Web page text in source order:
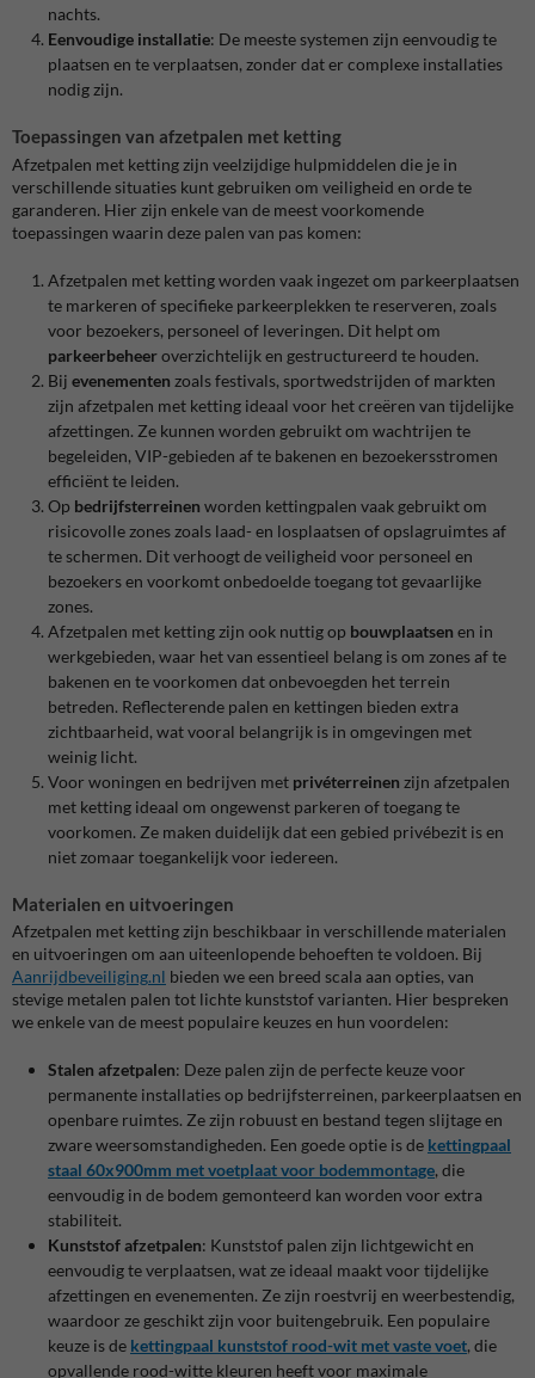
nachts.
Eenvoudige installatie: De meeste systemen zijn eenvoudig te
plaatsen en te verplaatsen, zonder dat er complexe installaties
nodig zijn.
Toepassingen van afzetpalen met ketting
Afzetpalen met ketting zijn veelzijdige hulpmiddelen die je in
verschillende situaties kunt gebruiken om veiligheid en orde te
garanderen. Hier zijn enkele van de meest voorkomende
toepassingen waarin deze palen van pas komen:
Afzetpalen met ketting worden vaak ingezet om parkeerplaatsen
te markeren of specifieke parkeerplekken te reserveren, zoals
voor bezoekers, personeel of leveringen. Dit helpt om
parkeerbeheeroverzichtelijk en gestructureerd te houden.
Bij evenementen zoals festivals, sportwedstrijden of markten
zijn afzetpalen met ketting ideaal voor het creëren van tijdelijke
afzettingen. Ze kunnen worden gebruikt om wachtrijen te
begeleiden, VIP-gebieden af te bakenen en bezoekersstromen
efficiënt te leiden.
Op bedrijfsterreinen worden kettingpalen vaak gebruikt om
risicovolle zones zoals laad- en losplaatsen of opslagruimtes af
te schermen. Dit verhoogt de veiligheid voor personeel en
bezoekers en voorkomt onbedoelde toegang tot gevaarlijke
zones.
Afzetpalen met ketting zijn ook nuttig op bouwplaatsen en in
werkgebieden, waar het van essentieel belang is om zones af te
bakenen en te voorkomen dat onbevoegden het terrein
betreden. Reflecterende palen en kettingen bieden extra
zichtbaarheid, wat vooral belangrijk is in omgevingen met
weinig licht.
Voor woningen en bedrijven met privéterreinen zijn afzetpalen
met ketting ideaal om ongewenst parkeren of toegang te
voorkomen. Ze maken duidelijk dat een gebied privébezit is en
niet zomaar toegankelijk voor iedereen.
Materialen en uitvoeringen
Afzetpalen met ketting zijn beschikbaar in verschillende materialen
en uitvoeringen om aan uiteenlopende behoeften te voldoen. Bij
Aanrijdbeveiliging.nl bieden we een breed scala aan opties, van
stevige metalen palen tot lichte kunststof varianten. Hier bespreken
we enkele van de meest populaire keuzes en hun voordelen:
Stalen afzetpalen: Deze palen zijn de perfecte keuze voor
permanente installaties op bedrijfsterreinen, parkeerplaatsen en
openbare ruimtes. Ze zijn robuust en bestand tegen slijtage en
zware weersomstandigheden. Een goede optie is de kettingpaal
staal 60x900mm metvoetplaatvoor bodemmontage, die
eenvoudig in de bodem gemonteerd kan worden voor extra
stabiliteit.
Kunststof afzetpalen: Kunststof palen zijn lichtgewicht en
eenvoudig te verplaatsen, wat ze ideaal maakt voor tijdelijke
afzettingen en evenementen. Ze zijn roestvrij en weerbestendig,
waardoor ze geschikt zijn voor buitengebruik. Een populaire
keuze is de kettingpaal kunststof rood-wit metvastevoet, die
opvallende rood-witte kleuren heeft voor maximale